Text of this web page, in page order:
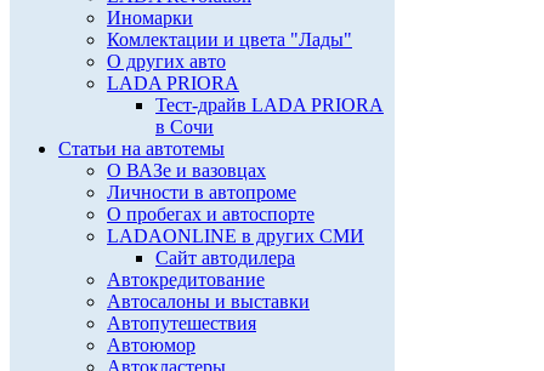
Иномарки
Комлектации и цвета "Лады"
О других авто
LADA PRIORA
Тест-драйв LADA PRIORA
в Сочи
Статьи на автотемы
О ВАЗе и вазовцах
Личности в автопроме
О пробегах и автоспорте
LADAONLINE в других СМИ
Сайт автодилера
Автокредитование
Автосалоны и выставки
Автопутешествия
Автоюмор
Автокластеры